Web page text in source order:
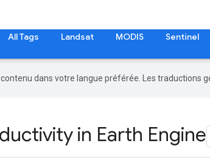
All Tags Landsat MODIS Sentinel
dans votre langue préférée. Les traductions
in Earth Engine